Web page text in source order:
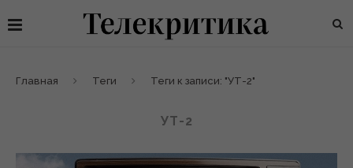
Главная Теги Теги к записи: "УТ-2"
УТ-2